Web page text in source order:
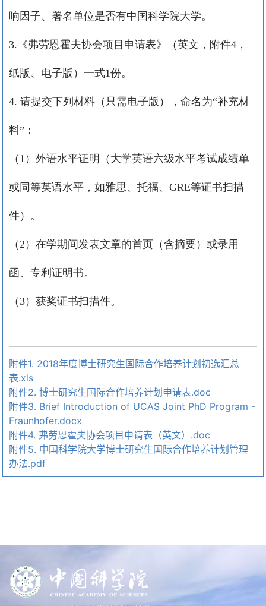
响因子、署名单位是否有中国科学院大学。
3. 《弗劳恩霍夫协会项目申请表》（英文，附件4 ，
纸版、电子版）一式1份。
4. 请提交下列材料（只需电子版），命名为“补充材
料”：
（ 1 ）外语水平证明（大学英语六级水平考试成绩单
或同等英语水平，如雅思、托福、 GRE等证书扫描
件）。
（ 2 ）在学期间发表文章的首页（含摘要）或录用
函、专利证明书。
（3）获奖证书扫描件。
附件1. 2018年度博士研究生国际合作培养计划初选汇总
表.xls
附件2. 博士研究生国际合作培养计划申请表.doc
附件3. Brief Introduction of UCAS Joint PhD Program -
Fraunhofer.docx
附件4. 弗劳恩霍夫协会项目申请表（英文）.doc
附件5. 中国科学院大学博士研究生国际合作培养计划管理
办法.pdf